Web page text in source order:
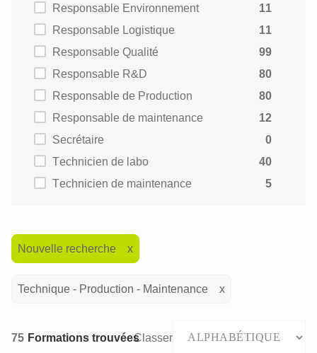
Responsable Environnement
11
Responsable Logistique
11
Responsable Qualité
99
Responsable R&D
80
Responsable de Production
80
Responsable de maintenance
12
Secrétaire
0
Technicien de labo
40
Technicien de maintenance
5
Nouvelle recherche
Technique - Production - Maintenance
75 Formations trouvéesClasser